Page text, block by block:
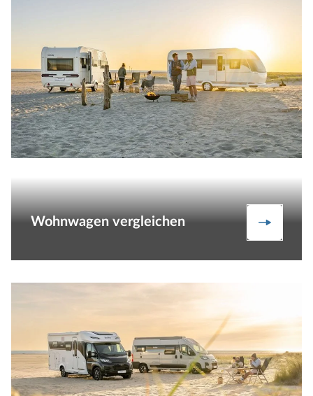
Wohnwagen vergleichen zum